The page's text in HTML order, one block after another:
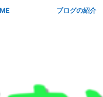
ブログの紹介